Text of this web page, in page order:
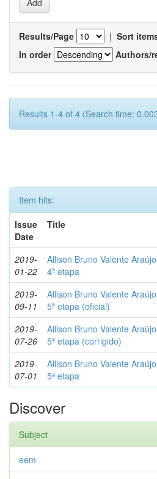
Results/Page | Sort
In order
Authors/
Results 1-4 of 4 (Search time:
Item hits:
Issue
Date
Title
2019-
01-22
Allison Bruno Valente
4ª etapa
2019-
09-11
Allison Bruno Valente
5ª etapa (oficial)
2019-
07-26
Allison Bruno Valente
5ª etapa (corrigido)
2019-
07-01
Allison Bruno Valente
5ª etapa
Discover
Subject
eem